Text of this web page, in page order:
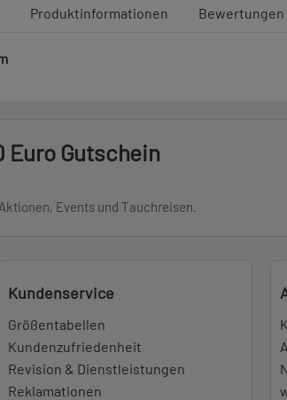
Produktinformationen Bewertungen
Euro Gutschein
Events und Tauchreisen.
Kundenservice
Größentabellen
Kundenzufriedenheit
Revision & Dienstleistungen
Reklamationen